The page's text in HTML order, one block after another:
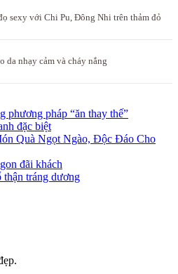
sexy với Chi Pu, Đông Nhi trên thảm đỏ
da nhạy cảm và cháy nắng
phương pháp “ăn thay thế”
đặc biệt
Quà Ngọt Ngào, Độc Đáo Cho
đãi khách
tráng dương